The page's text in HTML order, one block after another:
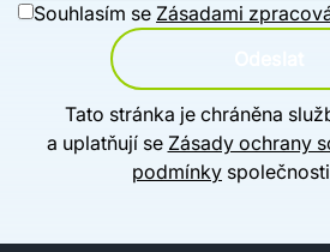
Souhlasím se Zásadami
Tato stránka je chráněna
a uplatňují se Zásady ochrany
podmínky